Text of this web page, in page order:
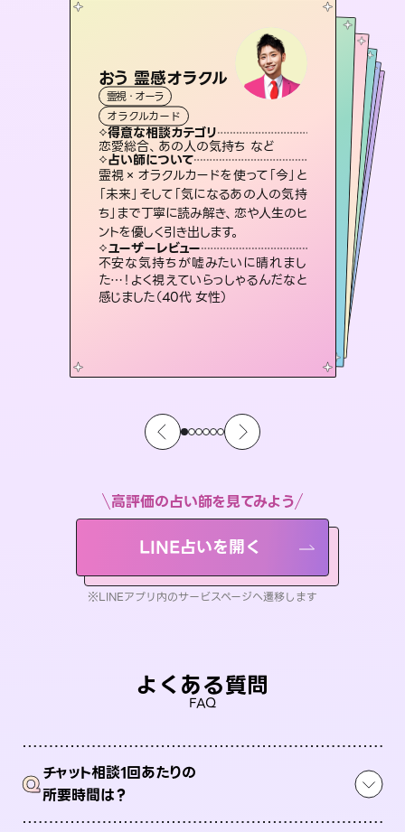
おう 霊感オラクル
霊視・オーラ
オラクルカード
得意な相談カテゴリ
恋愛総合、あの人の気持ち など
占い師について
霊視×オラクルカードを使って「今」と
「未来」そして「気になるあの人の気持
ち」まで丁寧に読み解き、恋や人生のヒ
ントを優しく引き出します。
ユーザーレビュー
不安な気持ちが嘘みたいに晴れまし
た…！よく視えていらっしゃるんだなと
感じました（40代 女性）
セラピスト理恵
霊視・オーラ
スピリチュアル・リーディング
得意な相談カテゴリ
片想い、二人の未来、年の差 など
占い師について
連絡再開、復縁、成就などの報告実績
多数。セラピストとして2万超の施術経
験があるからこそできる鑑定で、より良
い未来をサポートします。
ユーザーレビュー
とても心温まる鑑定でした。しかもこち
らは何も言っていないのに視えていらっ
しゃるんだなと驚きです（30代女性）
桃源珠羽 とうげんみう）
霊視・オーラ
スピリチュアル・リーディング
得意な相談カテゴリ
片想い、あの人の気持ち、復縁 など
占い師について
恋愛のお悩みの中でも特に「曖昧な関
係」の相談を得意としており、友達以上
恋人未満なお相手との今後や本音を丁
寧に読み解き恋愛成就へと導きます。
ユーザーレビュー
鑑定していただいてアドバイス通りに行
動すると仲が復活してきました。ありが
とうございました（40代 女性）
彗望
霊視・オーラ
スピリチュアル・リーディング
得意な相談カテゴリ
片想い、あの人の気持ち、復縁 など
占い師について
3,700年以上の歴史を持つ東洋最古の占術「易占」で詳細まで占い、幸せへ向かう道筋を示します。厳しい結果にも具体的な対策をお伝えします。
ユーザーレビュー
複雑な背景もしっかり聞いて鑑定して
いただけました。気持ちが楽になりまし
た（50代 女性）
未来視師＊花
スピリチュアル・リーディング
得意な相談カテゴリ
出逢い、片想い、復縁 など
占い師について
未来には何パターンもの選択肢があり
ます。不安で視えにくくなっているあな
たの素敵な未来を見つけ、その未来を
選択できるようアドバイスします。
ユーザーレビュー
職場の人の性質や人間関係、本心など
本当によく視えていてびっくり。対策が
打てて前向きになれます（40代）
西洋占星術 タロット
ルーン
得意な相談カテゴリ
恋愛総合、片想い、二人の未来 など
占い師について
復縁、恋愛、不倫の行方、同性愛や片
思い、仕事関係や借金問題まで知りた
いことや心の負担になっていることを
紐解き、背中をそっと押して導きます。
ユーザーレビュー
安心感のあり、言い切ってくれる所や濁
さない鑑定のおかげで、毎回自分の気
持ちを整えられます（30代 男性）
高評価の占い師を見てみよう
LINE占いを開く
※LINEアプリ内のサービスページへ遷移します
よくある質問
FAQ
Qチャット相談1回あたりの
所要時間は？